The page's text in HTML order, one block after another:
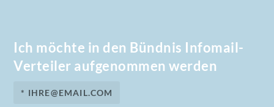
Ich möchte in den Bündnis Infomail-
Verteiler aufgenommen werden